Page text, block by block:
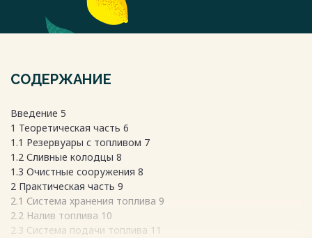
СОДЕРЖАНИЕ
Введение 5
1 Теоретическая часть 6
1.1 Резервуары с топливом 7
1.2 Сливные колодцы 8
1.3 Очистные сооружения 8
2 Практическая часть 9
2.1 Система хранения топлива 9
2.2 Налив топлива 10
2.3 Система подачи топлива 11